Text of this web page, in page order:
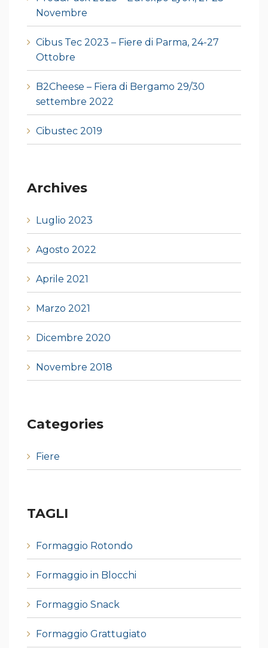
Novembre
Cibus Tec 2023 – Fiere di Parma, 24-27
Ottobre
B2Cheese – Fiera di Bergamo 29/30
settembre 2022
Cibustec 2019
Archives
Luglio 2023
Agosto 2022
Aprile 2021
Marzo 2021
Dicembre 2020
Novembre 2018
Categories
Fiere
TAGLI
Formaggio Rotondo
Formaggio in Blocchi
Formaggio Snack
Formaggio Grattugiato